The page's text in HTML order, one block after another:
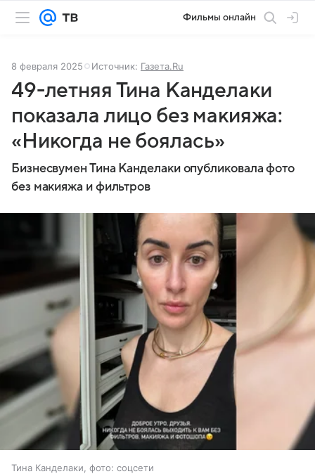
Фильмы онлайн
8 февраля 2025 Источник: Газета.Ru
49-летняя Тина Канделаки
показала лицо без макияжа:
«Никогда не боялась»
Бизнесвумен Тина Канделаки опубликовала фото
без макияжа и фильтров
Тина Канделаки, фото: соцсети